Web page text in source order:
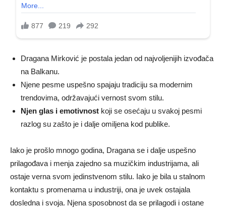
Dragana Mirković je postala jedan od najvoljenijih izvođača
na Balkanu.
Njene pesme uspešno spajaju tradiciju sa modernim
trendovima, održavajući vernost svom stilu.
Njen glas i emotivnost koji se osećaju u svakoj pesmi
razlog su zašto je i dalje omiljena kod publike.
Iako je prošlo mnogo godina, Dragana se i dalje uspešno
prilagođava i menja zajedno sa muzičkim industrijama, ali
ostaje verna svom jedinstvenom stilu. Iako je bila u stalnom
kontaktu s promenama u industriji, ona je uvek ostajala
dosledna i svoja. Njena sposobnost da se prilagodi i ostane